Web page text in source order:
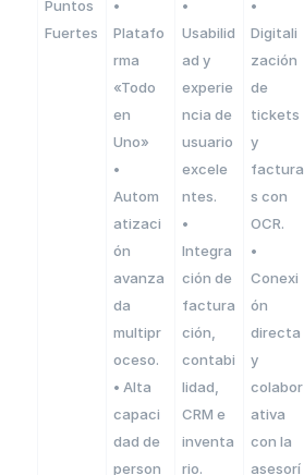
Puntos
Fuertes
•
Platafo
rma
«Todo
en
Uno»
•
Autom
atizaci
ón
avanza
da
multipr
oceso.
• Alta
capaci
dad de
person
•
Usabilid
ad y
experie
ncia de
usuario
excele
ntes.
•
Integra
ción de
factura
ción,
contabi
lidad,
CRM e
inventa
rio.
•
Digitali
zación
de
tickets
y
factura
s con
OCR.
•
Conexi
ón
directa
y
colabor
ativa
con la
asesorí